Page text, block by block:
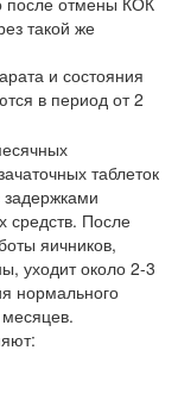
такой же
и состояния
в период от 2
таблеток
задержками
средств. После
яичников,
уходит около 2-3
нормального